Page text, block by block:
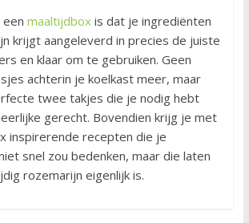
maaltijdboxis dat je ingrediënten
krijgt aangeleverd in precies de juiste
en klaar om te gebruiken. Geen
achterin je koelkast meer, maar
twee takjes die je nodig hebt
gerecht. Bovendien krijg je met
inspirerende recepten die je
snel zou bedenken, maar die laten
rozemarijn eigenlijk is.